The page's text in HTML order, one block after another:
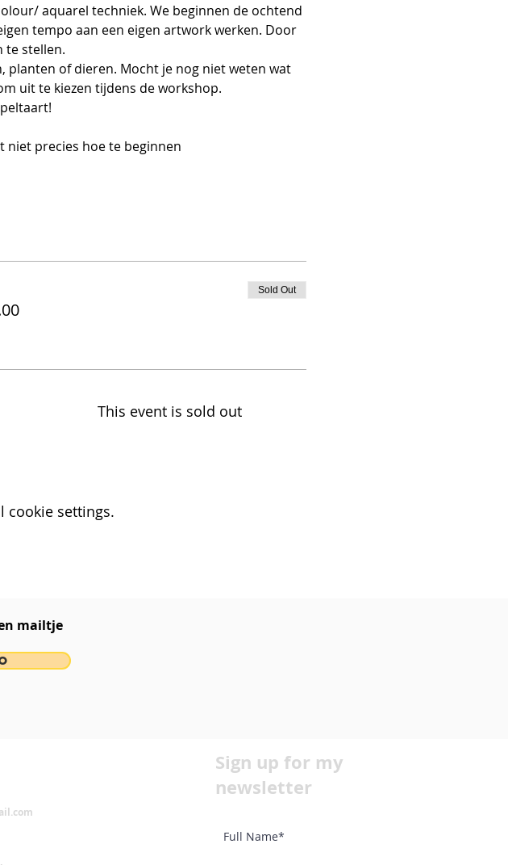
aquarel techniek. We beginnen de ochtend
tempo aan een eigen artwork werken. Door
te stellen.
planten of dieren. Mocht je nog niet weten wat
uit te kiezen tijdens de workshop.
niet precies hoe te beginnen
Sold Out
This event is sold out
cookie settings.
mailtje​
Sign up for my
newsletter